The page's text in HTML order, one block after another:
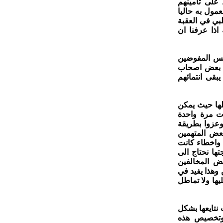
تأمينهم
به حاليا
في العقبة
عرفنا ان
المفوضين
بعض اصحاب
انتمائهم
حيث يمكن
مرة واحدة
بطريقة
المتهمين
واخطاء كانت
نحتاج الى
المخالفين
وهذا يفيد في
ولا تماطل
بشكل
وتخصيص هذه